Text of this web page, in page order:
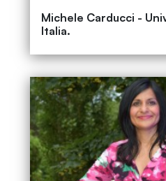
Michele Carducci -
Italia.